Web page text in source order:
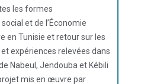
les formes
et de l’Économie
en Tunisie et retour sur les
expériences relevées dans
Nabeul, Jendouba et Kébili
mis en œuvre par